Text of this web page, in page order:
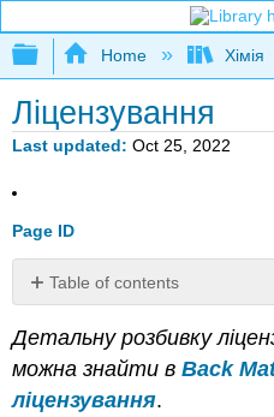
Expand/collapse
Home Хімія
Ліцензування
Last updated Oct 25, 2022
Page ID
Table of contents
No
Детальну розбивку
можна знайти вBack
ліцензування.